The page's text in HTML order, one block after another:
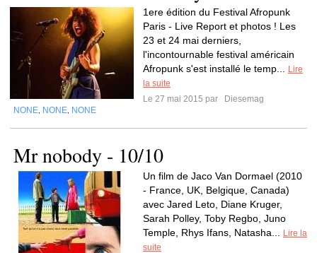
1ere édition du Festival Afropunk
Paris - Live Report et photos ! Les
23 et 24 mai derniers,
l'incontournable festival américain
Afropunk s'est installé le temp...
Lire
la suite
Le 27 mai 2015 par
Diesemag
NONE NONE NONE
Mr nobody - 10/10
Un film de Jaco Van Dormael (2010
- France, UK, Belgique, Canada)
avec Jared Leto, Diane Kruger,
Sarah Polley, Toby Regbo, Juno
Temple, Rhys Ifans, Natasha...
Lire la
suite